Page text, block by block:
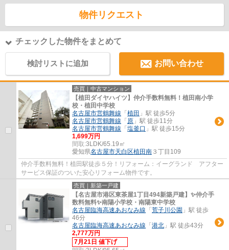
物件リクエスト
チェックした物件をまとめて
検討リストに追加 お問い合わせ
売買｜中古マンション
【植田ダイヤハイツ】仲介手数料無料！植田南小学
校・植田中学校
名古屋市営鶴舞線 「 植田 」駅 徒歩5分
名古屋市営鶴舞線 「 原 」駅 徒歩11分
名古屋市営鶴舞線 「 塩釜口 」駅 徒歩15分
1,699万円
間取:3LDK/65.19㎡
愛知県名古屋市天白区植田南 ３丁目109
仲介手数料無料！植田駅徒歩５分！リフォーム：イーグランド アフター
サービス保証のついた安心リフォーム物件です。
売買｜新築一戸建
【名古屋市港区東茶屋1丁目494新築戸建】✨️仲介手
数料無料✨️南陽小学校・南陽東中学校
名古屋臨海高速あおなみ線 「 荒子川公園 」駅 徒歩
46分
名古屋臨海高速あおなみ線 「 港北 」駅 徒歩43分
2,777万円
7月21日 値下げ